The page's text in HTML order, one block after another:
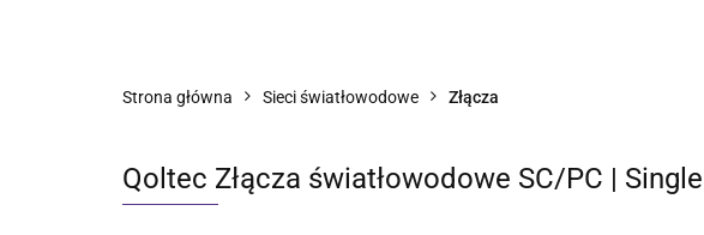
Blog
Strona główna Sieci światłowodowe Złącza
Qoltec Złącza światłowodowe SC/PC |